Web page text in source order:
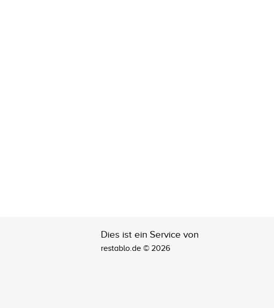
Dies ist ein Service von
restablo.de © 2026